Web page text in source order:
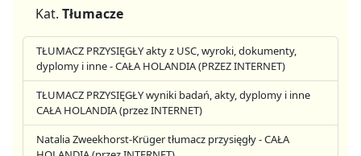
Kat. Tłumacze
TŁUMACZ PRZYSIĘGŁY akty z USC, wyroki, dokumenty,
dyplomy i inne - CAŁA HOLANDIA (PRZEZ INTERNET)
TŁUMACZ PRZYSIĘGŁY wyniki badań, akty, dyplomy i inne
CAŁA HOLANDIA (przez INTERNET)
Natalia Zweekhorst-Krüger tłumacz przysięgły - CAŁA